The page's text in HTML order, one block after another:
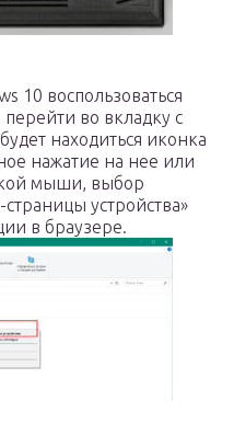
10 воспользоваться
во вкладку с
находиться иконка
нажатие на нее или
мыши, выбор
устройства»
в браузере.